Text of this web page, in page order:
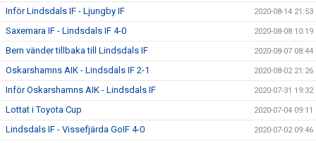
Inför Lindsdals IF - Ljungby IF 2020-08-14 21:53
Saxemara IF - Lindsdals IF 4-0 2020-08-08 10:19
Bern vänder tillbaka till Lindsdals IF 2020-08-07 08:44
Oskarshamns AIK - Lindsdals IF 2-1 2020-08-02 21:26
Inför Oskarshamns AIK - Lindsdals IF 2020-07-31 19:32
Lottat i Toyota Cup 2020-07-04 09:11
Lindsdals IF - Vissefjärda GoIF 4-0 2020-07-02 09:46